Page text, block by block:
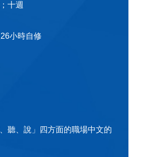
十週
小時自修
聽、說」四方面的職場中文的